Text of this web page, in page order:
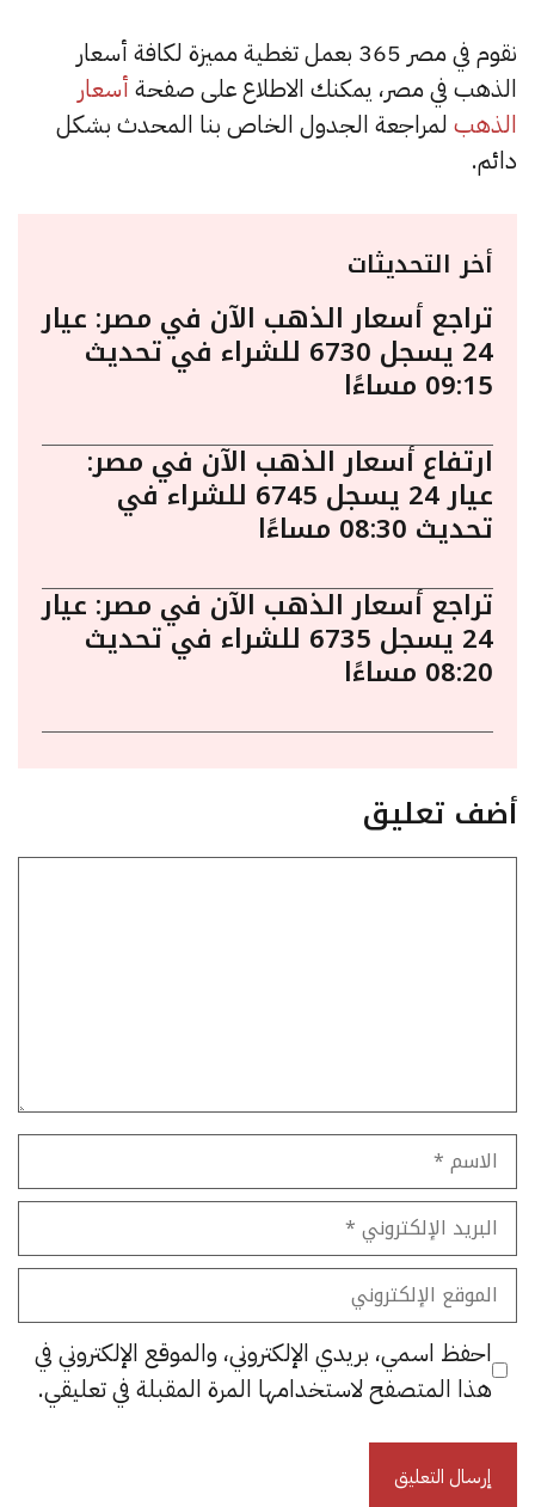
نقوم في مصر 365 بعمل تغطية مميزة لكافة أسعار
الذهب في مصر، يمكنك الاطلاع على صفحة أسعار
الذهب لمراجعة الجدول الخاص بنا المحدث بشكل
دائم.
أخر التحديثات
تراجع أسعار الذهب الآن في مصر: عيار
24 يسجل 6730 للشراء في تحديث
09:15 مساءًا
ارتفاع أسعار الذهب الآن في مصر:
عيار 24 يسجل 6745 للشراء في
تحديث 08:30 مساءًا
تراجع أسعار الذهب الآن في مصر: عيار
24 يسجل 6735 للشراء في تحديث
08:20 مساءًا
أضف تعليق
الاسم
البريد
الإلكتروني
الموقع
الإلكتروني
احفظ اسمي، بريدي الإلكتروني، والموقع الإلكتروني في
هذا المتصفح لاستخدامها المرة المقبلة في تعليقي.